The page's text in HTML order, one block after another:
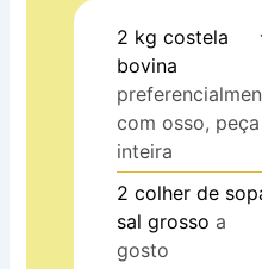
2 kg costela
bovina
com osso, peça
inteira
2 colher de
sal grosso a
gosto